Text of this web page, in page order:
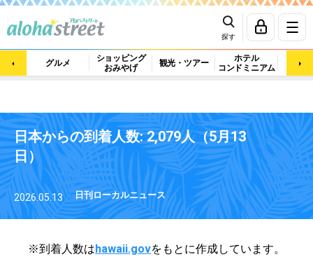
探す
グルメ
ショッピング
おみやげ
観光・ツアー
ホテル
コンドミニアム
マッ
日本からの到着人数: 2,079人（5月13
日）
2026.05.13 日刊ローカルニュース
※到着人数はhawaii.govをもとに作成しています。